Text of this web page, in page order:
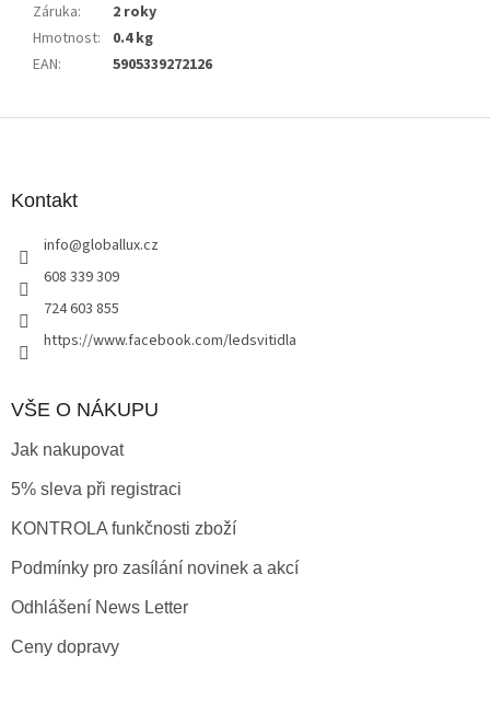
Záruka:
2 roky
Hmotnost:
0.4 kg
EAN: 5905339272126
Kontakt
info@globallux.cz
608 339 309
724 603 855
https://www.facebook.com/ledsvitidla
VŠE O NÁKUPU
Jak nakupovat
5% sleva při registraci
KONTROLA funkčnosti zboží
Podmínky pro zasílání novinek a akcí
Odhlášení News Letter
Ceny dopravy